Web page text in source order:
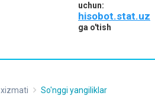
uchun:
hisobot.stat.uz
ga o'tish
So'nggi yangiliklar